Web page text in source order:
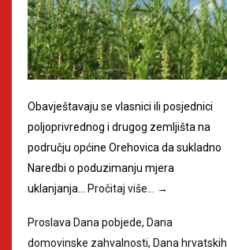
Obavještavaju se vlasnici ili posjednici
poljoprivrednog i drugog zemljišta na
području općine Orehovica da sukladno
Naredbi o poduzimanju mjera
uklanjanja…
Pročitaj više… →
Proslava Dana pobjede, Dana
domovinske zahvalnosti, Dana hrvatskih